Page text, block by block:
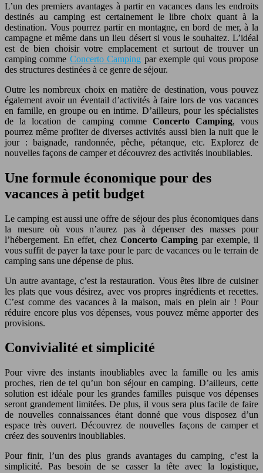
L’un des premiers avantages à partir en vacances dans les endroits
destinés au camping est certainement le libre choix quant à la
destination. Vous pourrez partir en montagne, en bord de mer, à la
campagne et même dans un lieu désert si vous le souhaitez. L’idéal
est de bien choisir votre emplacement et surtout de trouver un
camping comme Concerto Camping par exemple qui vous propose
des structures destinées à ce genre de séjour.
Outre les nombreux choix en matière de destination, vous pouvez
également avoir un éventail d’activités à faire lors de vos vacances
en famille, en groupe ou en intime. D’ailleurs, pour les spécialistes
de la location de camping comme Concerto Camping, vous
pourrez même profiter de diverses activités aussi bien la nuit que le
jour : baignade, randonnée, pêche, pétanque, etc. Explorez de
nouvelles façons de camper et découvrez des activités inoubliables.
Une formule économique pour des
vacances à petit budget
Le camping est aussi une offre de séjour des plus économiques dans
la mesure où vous n’aurez pas à dépenser des masses pour
l’hébergement. En effet, chez Concerto Camping par exemple, il
vous suffit de payer la taxe pour le parc de vacances ou le terrain de
camping sans une dépense de plus.
Un autre avantage, c’est la restauration. Vous êtes libre de cuisiner
les plats que vous désirez, avec vos propres ingrédients et recettes.
C’est comme des vacances à la maison, mais en plein air ! Pour
réduire encore plus vos dépenses, vous pouvez même apporter des
provisions.
Convivialité et simplicité
Pour vivre des instants inoubliables avec la famille ou les amis
proches, rien de tel qu’un bon séjour en camping. D’ailleurs, cette
solution est idéale pour les grandes familles puisque vos dépenses
seront grandement limitées. De plus, il vous sera plus facile de faire
de nouvelles connaissances étant donné que vous disposez d’un
espace très ouvert. Découvrez de nouvelles façons de camper et
créez des souvenirs inoubliables.
Pour finir, l’un des plus grands avantages du camping, c’est la
simplicité. Pas besoin de se casser la tête avec la logistique,